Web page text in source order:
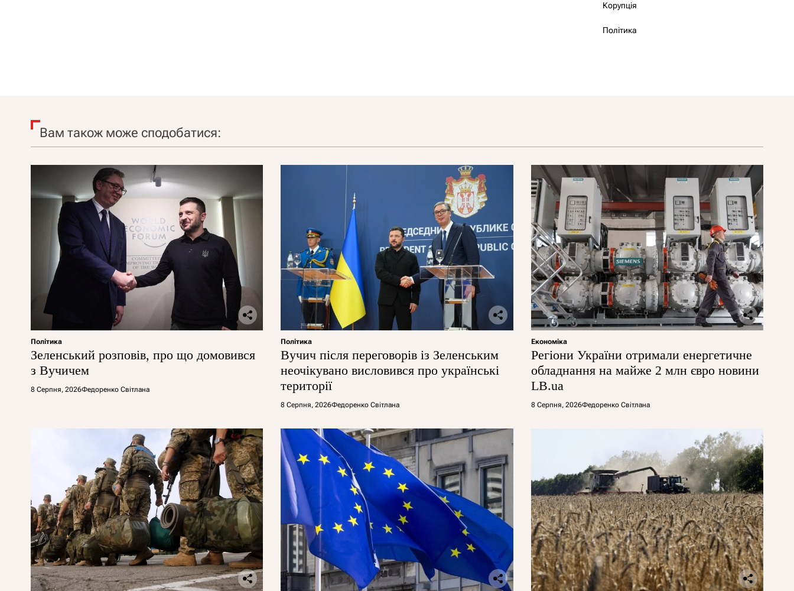
Корупція
Політика
Вам також може сподобатися:
Політика
Зеленський розповів, про що домовився
з Вучичем
8 Серпня, 2026Федоренко Світлана
Політика
Вучич після переговорів із Зеленським
неочікувано висловився про українські
території
8 Серпня, 2026Федоренко Світлана
Економіка
Регіони України отримали енергетичне
обладнання на майже 2 млн євро новини
LB.ua
8 Серпня, 2026Федоренко Світлана